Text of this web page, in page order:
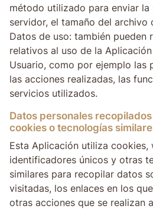
método utilizado para enviar la
servidor, el tamaño del archivo
Datos de uso: también pueden
relativos al uso de la
Usuario, como por ejemplo las
las acciones realizadas, las
servicios utilizados.
Datos personales
cookies o tecnologías
Esta Aplicación utiliza cookies,
identificadores únicos y otras
similares para recopilar datos
visitadas, los enlaces en los
otras acciones que se realizan